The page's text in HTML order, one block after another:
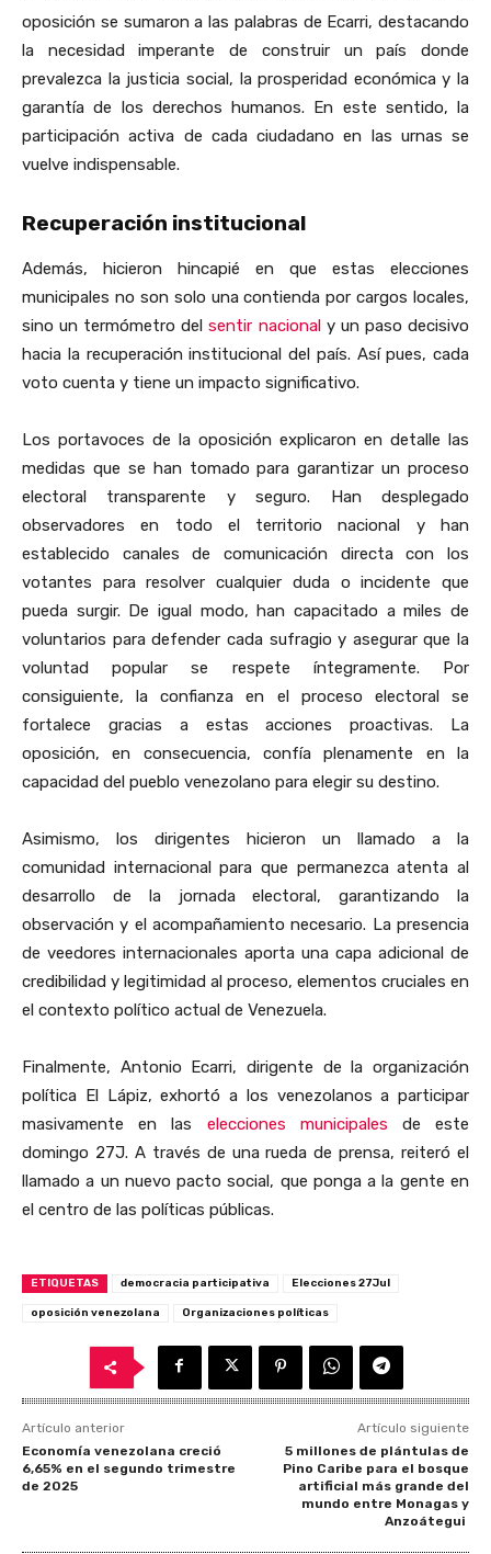
oposición se sumaron a las palabras de Ecarri, destacando
la necesidad imperante de construir un país donde
prevalezca la justicia social, la prosperidad económica y la
garantía de los derechos humanos. En este sentido, la
participación activa de cada ciudadano en las urnas se
vuelve indispensable.
Recuperación institucional
Además, hicieron hincapié en que estas elecciones
municipales no son solo una contienda por cargos locales,
sino un termómetro delsentir nacionaly un paso decisivo
hacia la recuperación institucional del país. Así pues, cada
voto cuenta y tiene un impacto significativo.
Los portavoces de la oposición explicaron en detalle las
medidas que se han tomado para garantizar un proceso
electoral transparente y seguro. Han desplegado
observadores en todo el territorio nacional y han
establecido canales de comunicación directa con los
votantes para resolver cualquier duda o incidente que
pueda surgir. De igual modo, han capacitado a miles de
voluntarios para defender cada sufragio y asegurar que la
voluntad popular se respete íntegramente. Por
consiguiente, la confianza en el proceso electoral se
fortalece gracias a estas acciones proactivas. La
oposición, en consecuencia, confía plenamente en la
capacidad del pueblo venezolano para elegir su destino.
Asimismo, los dirigentes hicieron un llamado a la
comunidad internacional para que permanezca atenta al
desarrollo de la jornada electoral, garantizando la
observación y el acompañamiento necesario. La presencia
de veedores internacionales aporta una capa adicional de
credibilidad y legitimidad al proceso, elementos cruciales en
el contexto político actual de Venezuela.
Finalmente, Antonio Ecarri, dirigente de la organización
política El Lápiz, exhortó a los venezolanos a participar
masivamente en las elecciones municipales de este
domingo 27J. A través de una rueda de prensa, reiteró el
llamado a un nuevo pacto social, que ponga a la gente en
el centro de las políticas públicas.
ETIQUETAS democracia participativa Elecciones 27Jul
oposición venezolana Organizaciones políticas
Artículo anterior
Economía venezolana creció
6,65% en el segundo trimestre
de 2025
Artículo siguiente
5 millones de plántulas de
Pino Caribe para el bosque
artificial más grande del
mundo entre Monagas y
Anzoátegui